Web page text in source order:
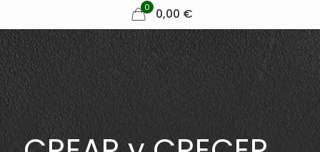
0 0,00 €